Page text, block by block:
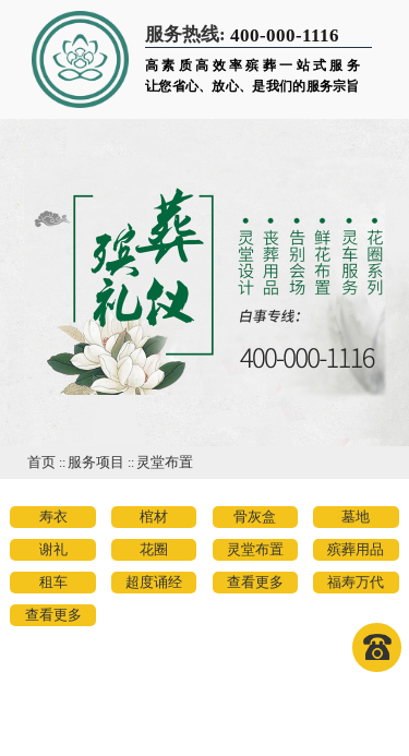
服务热线: 400-000-1116
高素质高效率殡葬一站式服务
让您省心、放心、是我们的服务宗旨
首页 :: 服务项目 :: 灵堂布置
寿衣 棺材 骨灰盒 墓地
谢礼 花圈 灵堂布置 殡葬用品
租车 超度诵经 查看更多 福寿万代
查看更多